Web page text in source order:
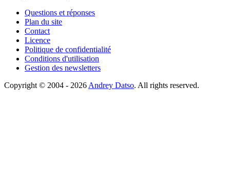
Questions et réponses
Plan du site
Contact
Licence
Politique de confidentialité
Conditions d'utilisation
Gestion des newsletters
Copyright © 2004 - 2026 Andrey Datso. All rights reserved.